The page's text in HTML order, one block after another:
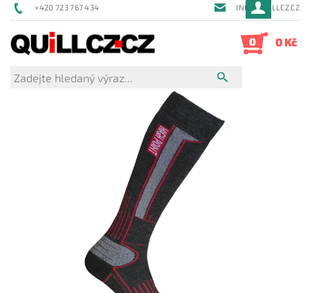
+420 723 767 434 INFO@QUILLCZ.CZ
0 0 Kč